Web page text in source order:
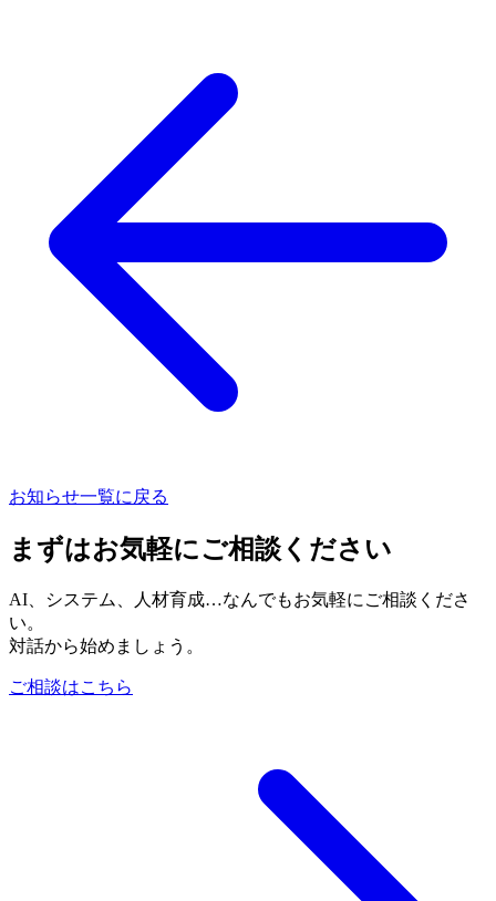
お知らせ一覧に戻る
まずはお気軽にご相談ください
AI、システム、人材育成…なんでもお気軽にご相談くださ
い。
対話から始めましょう。
ご相談はこちら